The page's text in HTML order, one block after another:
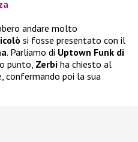
andare molto
si fosse presentato con il
. Parliamo di Uptown Funk di
punto, Zerbi ha chiesto al
confermando poi la sua